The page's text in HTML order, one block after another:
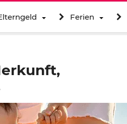
Ferien